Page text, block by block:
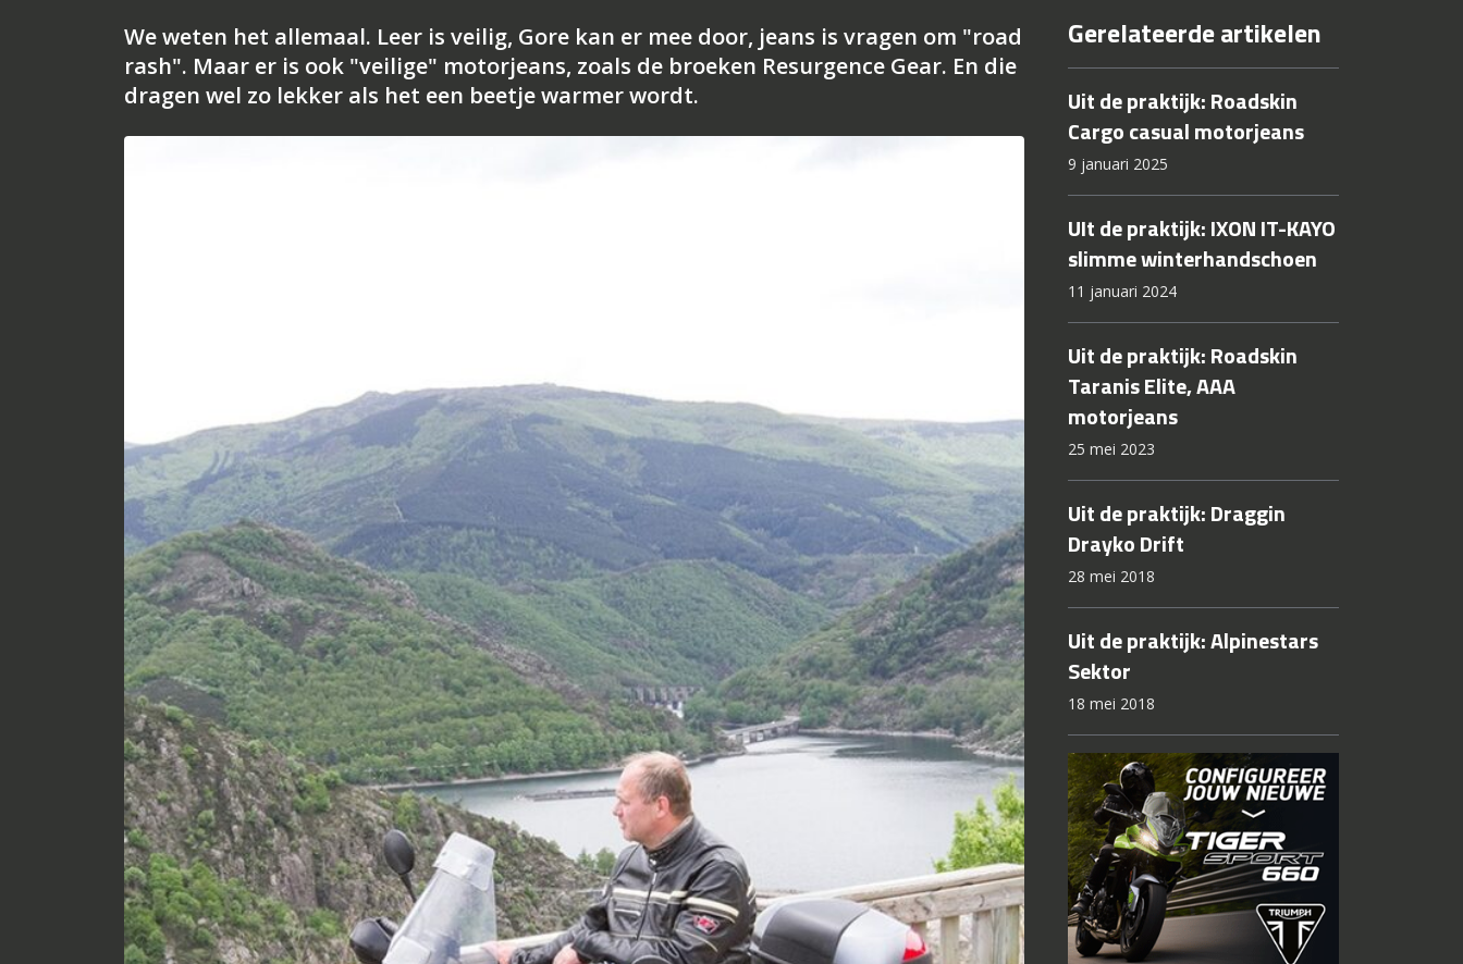
We weten het allemaal. Leer is veilig, Gore kan er mee door, jeans is vragen om "road
rash". Maar er is ook "veilige" motorjeans, zoals de broeken Resurgence Gear. En die
dragen wel zo lekker als het een beetje warmer wordt.
Gerelateerde artikelen
Uit de praktijk: Roadskin
Cargo casual motorjeans
9 januari 2025
UIt de praktijk: IXON IT-KAYO
slimme winterhandschoen
11 januari 2024
Uit de praktijk: Roadskin
Taranis Elite, AAA
motorjeans
25 mei 2023
Uit de praktijk: Draggin
Drayko Drift
28 mei 2018
Uit de praktijk: Alpinestars
Sektor
18 mei 2018